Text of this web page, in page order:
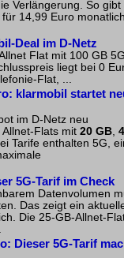
Verlängerung. So gibt
14,99 Euro
Deal im D-Netz
Flat mit 100 GB
liegt bei 0
Flat, ...
klarmobil startet
im D-Netz neu
Flats mit 20 GB,
Tarife enthalten 5G,
5G-Tarif im Check
Datenvolumen
Das zeigt ein
Die 25-GB-Allnet-
Dieser 5G-Tarif